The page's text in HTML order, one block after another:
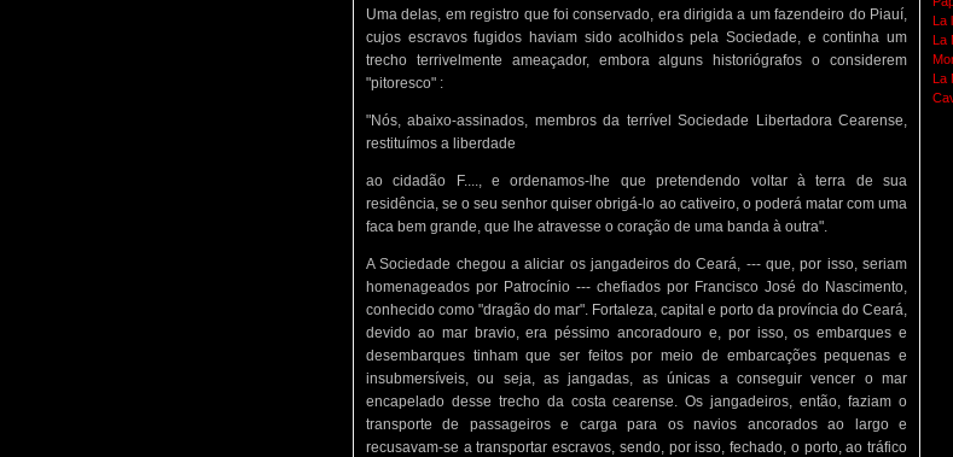
Uma delas, em registro que foi conservado, era dirigida a um fazendeiro do Piauí,
cujos escravos fugidos haviam sido acolhidos pela Sociedade, e continha um
trecho terrivelmente ameaçador, embora alguns historiógrafos o considerem
"pitoresco" :
"Nós, abaixo-assinados, membros da terrível Sociedade Libertadora Cearense,
restituímos a liberdade
ao cidadão F...., e ordenamos-lhe que pretendendo voltar à terra de sua
residência, se o seu senhor quiser obrigá-lo ao cativeiro, o poderá matar com uma
faca bem grande, que lhe atravesse o coração de uma banda à outra".
A Sociedade chegou a aliciar os jangadeiros do Ceará, --- que, por isso, seriam
homenageados por Patrocínio --- chefiados por Francisco José do Nascimento,
conhecido como "dragão do mar". Fortaleza, capital e porto da província do Ceará,
devido ao mar bravio, era péssimo ancoradouro e, por isso, os embarques e
desembarques tinham que ser feitos por meio de embarcações pequenas e
insubmersíveis, ou seja, as jangadas, as únicas a conseguir vencer o mar
encapelado desse trecho da costa cearense. Os jangadeiros, então, faziam o
transporte de passageiros e carga para os navios ancorados ao largo e
recusavam-se a transportar escravos, sendo, por isso, fechado, o porto, ao tráfico